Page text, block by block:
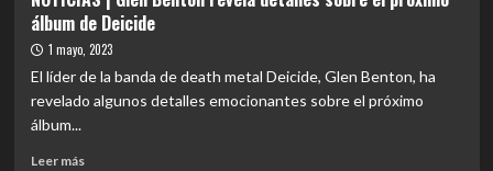
y
Kataklysm
el
Cariola»
|
Deicide
en
Chile
completo
álbum de Deicide
1 mayo, 2023
El líder de la banda de death metal Deicide, Glen Benton, ha
revelado algunos detalles emocionantes sobre el próximo
álbum...
Leer másLeer